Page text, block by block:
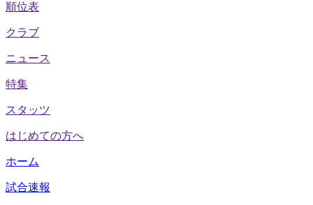
順位表
クラブ
ニュース
特集
スタッツ
はじめての方へ
ホーム
試合速報